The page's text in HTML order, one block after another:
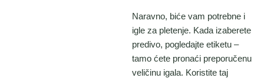
Naravno, biće vam potrebne i
igle za pletenje. Kada izaberete
predivo, pogledajte etiketu –
tamo ćete pronaći preporučenu
veličinu igala. Koristite taj